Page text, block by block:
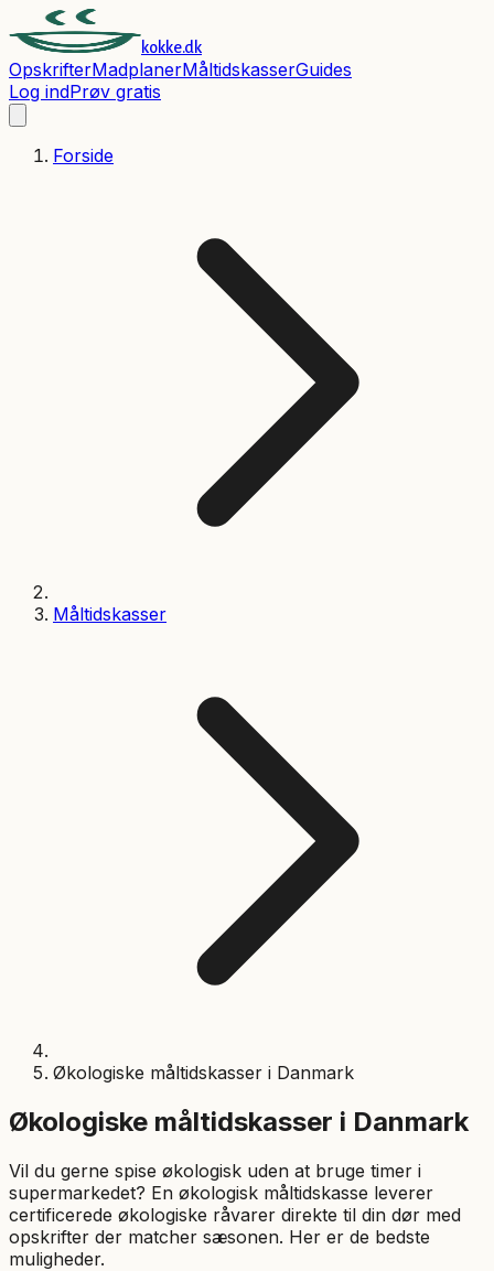
kokke.dk
OpskrifterMadplanerMåltidskasserGuides
Log indPrøv gratis
Forside
Måltidskasser
Økologiske måltidskasser i Danmark
Økologiske måltidskasser i Danmark
Vil du gerne spise økologisk uden at bruge timer i
supermarkedet? En økologisk måltidskasse leverer
certificerede økologiske råvarer direkte til din dør med
opskrifter der matcher sæsonen. Her er de bedste
muligheder.